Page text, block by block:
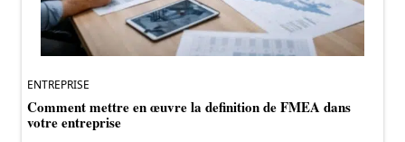
ENTREPRISE
Comment mettre en œuvre la definition de FMEA dans
votre entreprise